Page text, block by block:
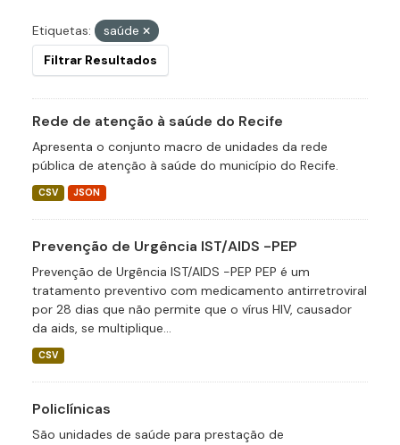
Etiquetas:
saúde
Filtrar Resultados
Rede de atenção à saúde do Recife
Apresenta o conjunto macro de unidades da rede
pública de atenção à saúde do município do Recife.
CSV JSON
Prevenção de Urgência IST/AIDS -PEP
Prevenção de Urgência IST/AIDS -PEP PEP é um
tratamento preventivo com medicamento antirretroviral
por 28 dias que não permite que o vírus HIV, causador
da aids, se multiplique...
CSV
Policlínicas
São unidades de saúde para prestação de